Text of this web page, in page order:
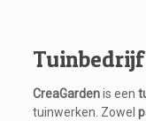
Tuinbedrijf
CreaGardenis een
tuinwerken. Zowel